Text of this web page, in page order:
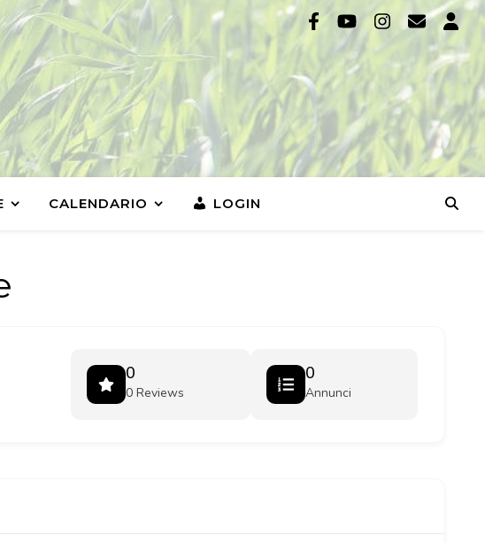
CALENDARIO LOGIN
0
0 Reviews
0
Annunci